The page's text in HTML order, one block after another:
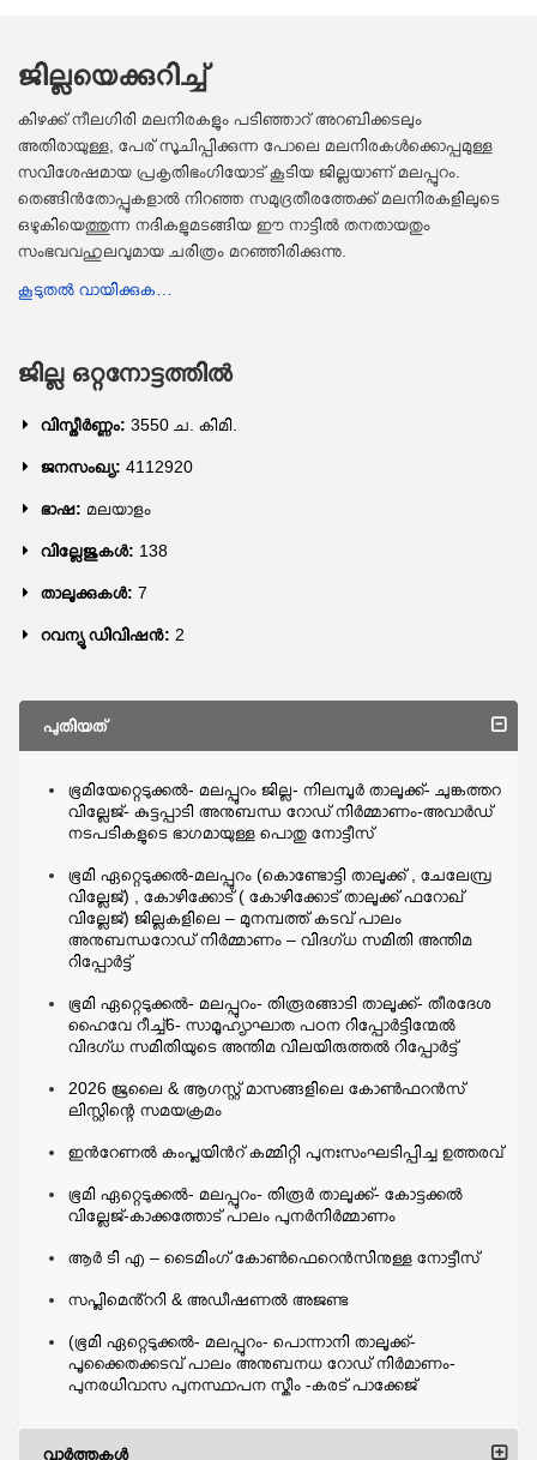
ജില്ലയെക്കുറിച്ച്
കിഴക്ക് നീലഗിരി മലനിരകളും പടിഞ്ഞാറ് അറബിക്കടലും
അതിരായുള്ള, പേര് സൂചിപ്പിക്കുന്ന പോലെ മലനിരകള്‍ക്കൊപ്പമുള്ള
സവിശേഷമായ പ്രകൃതിഭംഗിയോട് കൂടിയ ജില്ലയാണ് മലപ്പുറം.
തെങ്ങിന്‍തോപ്പുകളാല്‍ നിറഞ്ഞ സമുദ്രതീരത്തേക്ക് മലനിരകളിലുടെ
ഒഴുകിയെത്തുന്ന നദികളുമടങ്ങിയ ഈ നാട്ടില്‍ തനതായതും
സംഭവവഹുലവുമായ ചരിത്രം മറഞ്ഞിരിക്കുന്നു.
കൂടുതല്‍ വായിക്കുക…
ജില്ല ഒറ്റനോട്ടത്തിൽ
വിസ്തീർണ്ണം:3550 ച. കിമി.
ജനസംഖ്യ:4112920
ഭാഷ: മലയാളം
വില്ലേജുകൾ: 138
താലൂക്കുകൾ:7
റവന്യൂ ഡിവിഷൻ: 2
പുതിയത്
ഭൂമിയേറ്റെടുക്കല്‍- മലപ്പുറം ജില്ല- നിലമ്പൂര്‍ താലൂക്ക്- ചുങ്കത്തറ
വില്ലേജ്- കുട്ടപ്പാടി അനുബന്ധ റോഡ് നിര്‍മ്മാണം-അവാര്‍ഡ്
നടപടികളുടെ ഭാഗമായുള്ള പൊതു നോട്ടീസ്
ഭൂമി ഏറ്റെടുക്കല്‍-മലപ്പുറം (കൊണ്ടോട്ടി താലൂക്ക് , ചേലേമ്പ്ര
വില്ലേജ്) , കോഴിക്കോട് ( കോഴിക്കോട് താലൂക്ക് ഫറോഖ്
വില്ലേജ്) ജില്ലകളിലെ – മുനമ്പത്ത് കടവ് പാലം
അനുബന്ധറോഡ് നിര്‍മ്മാണം – വിദഗ്ധ സമിതി അന്തിമ
റിപ്പോര്‍‍ട്ട്
ഭൂമി ഏറ്റെടുക്കല്‍- മലപ്പുറം- തിരൂരങ്ങാടി താലൂക്ക്- തീരദേശ
ഹൈവേ റീച്ച്6- സാമൂഹ്യാഘാത പഠന റിപ്പോര്‍ട്ടിന്മേല്‍
വിദഗ്ധ സമിതിയുടെ അന്തിമ വിലയിരുത്തല്‍ റിപ്പോര്‍ട്ട്
2026 ജൂലൈ & ആഗസ്റ്റ് മാസങ്ങളിലെ കോൺഫറൻസ്
ലിസ്റ്റിന്റെ സമയക്രമം
ഇന്‍റേണല്‍ കംപ്ലയിന്‍റ് കമ്മിറ്റി പുനഃസംഘടിപ്പിച്ച ഉത്തരവ്
ഭൂമി ഏറ്റെടുക്കല്‍- മലപ്പുറം- തിരൂര്‍ താലൂക്ക്- കോട്ടക്കല്‍
വില്ലേജ്-കാക്കത്തോട് പാലം പുനര്‍നിര്‍മ്മാണം
ആർ ടി എ – ടൈമിംഗ് കോൺഫെറെൻസിനുള്ള നോട്ടീസ്
സപ്ലിമെൻ്ററി & അഡീഷണൽ അജണ്ട
(ഭൂമി ഏറ്റെടുക്കല്‍- മലപ്പുറം- പൊന്നാനി താലൂക്ക്-
പൂക്കൈതക്കടവ് പാലം അനുബനധ റോഡ് നിര്‍മാണം-
പുനരധിവാസ പുനസ്ഥാപന സ്കീം -കരട് പാക്കേജ്
വാര്‍ത്തകള്‍